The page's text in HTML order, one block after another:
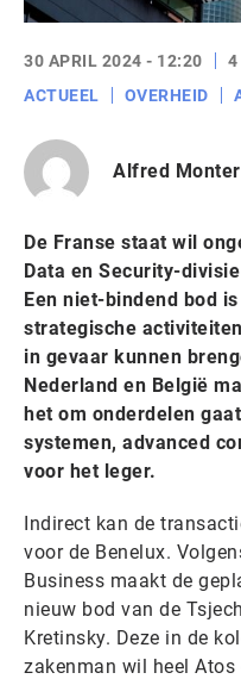
30 APRIL 2024 - 12:20
4
ACTUEEL
OVERHEID
Alfred
De Franse staat wil
Data en Security-
Een niet-bindend bod
strategische
in gevaar kunnen
Nederland en België
het om onderdelen
systemen, advanced
voor het leger.
Indirect kan de
voor de Benelux.
Business maakt de
nieuw bod van de
Kretinsky. Deze in de
zakenman wil heel